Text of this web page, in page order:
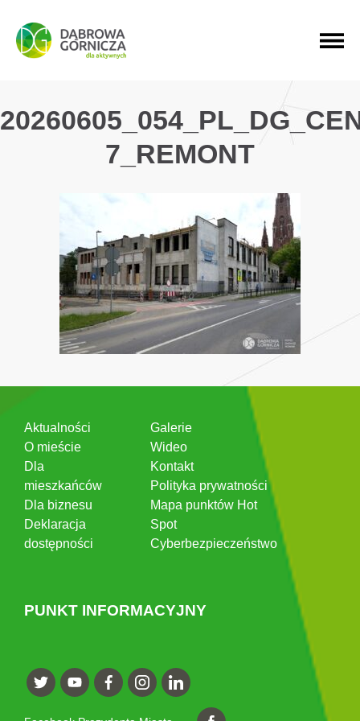
PRZEJDŹ DO MENU GŁÓWNEGO
PRZEJDŹ DO WYSZUKIWARKI
PRZEJDŹ DO TREŚCI
7_REMONT
Aktualności
O mieście
Dla
mieszkańców
Dla biznesu
Deklaracja
dostępności
Galerie
Wideo
Kontakt
Polityka prywatności
Mapa punktów Hot
Spot
Cyberbezpieczeństwo
PUNKT INFORMACYJNY